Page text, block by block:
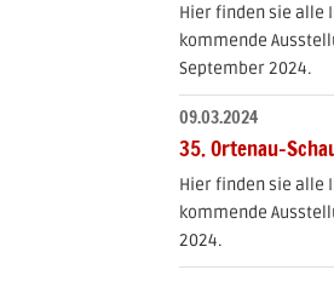
Hier finden sie alle
kommende
September 2024.
09.03.2024
35. Ortenau-
Hier finden sie alle
kommende
2024.